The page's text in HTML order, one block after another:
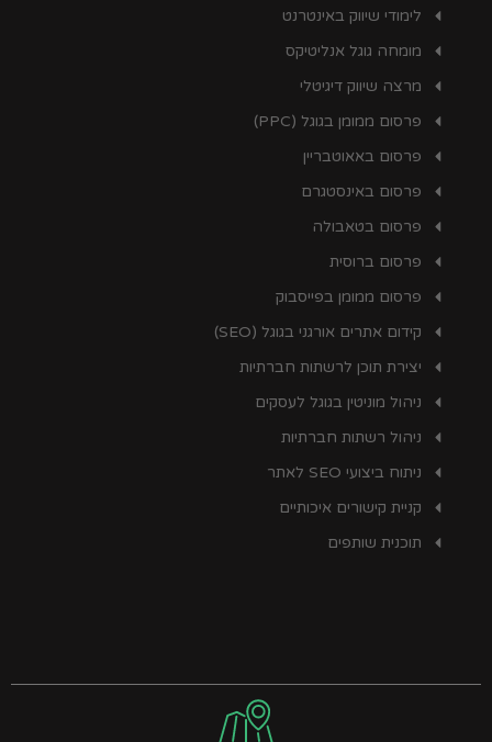
לימודי שיווק באינטרנט
מומחה גוגל אנליטיקס
מרצה שיווק דיגיטלי
פרסום ממומן בגוגל (PPC)
פרסום באאוטבריין
פרסום באינסטגרם
פרסום בטאבולה
פרסום ברוסית
פרסום ממומן בפייסבוק
קידום אתרים אורגני בגוגל (SEO)
יצירת תוכן לרשתות חברתיות
ניהול מוניטין בגוגל לעסקים
ניהול רשתות חברתיות
ניתוח ביצועי SEO לאתר
קניית קישורים איכותיים
תוכנית שותפים